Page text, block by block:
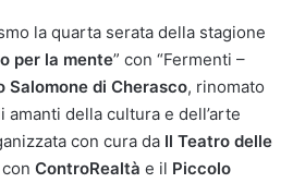
la quarta serata della stagione
per la mente” con “Fermenti –
Salomone di Cherasco, rinomato
della cultura e dell’arte
con cura da Il Teatro delle
ControRealtà e il Piccolo